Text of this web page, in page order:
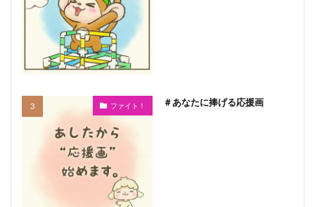
ファイト！ ＃あなたに捧げる応援画